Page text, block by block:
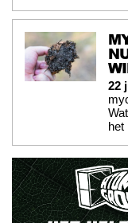
22
het